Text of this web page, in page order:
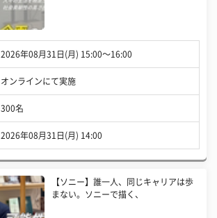
2026年08月31日(月) 15:00〜16:00
オンラインにて実施
300名
2026年08月31日(月) 14:00
【ソニー】誰一人、同じキャリアは歩
まない。ソニーで描く、